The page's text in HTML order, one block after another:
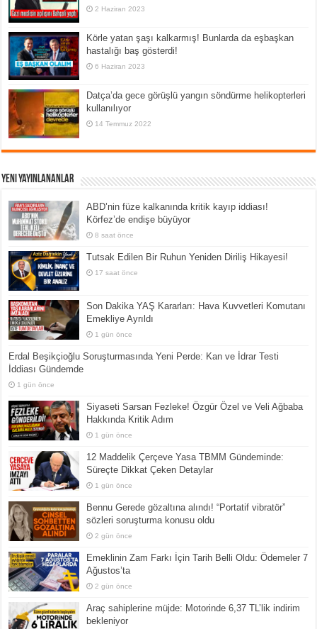
2 Haziran 2023
Körle yatan şaşı kalkarmış! Bunlarda da eşbaşkan
hastalığı baş gösterdi!
6 Haziran 2023
Datça’da gece görüşlü yangın söndürme helikopterleri
kullanılıyor
14 Temmuz 2022
Yeni Yayınlananlar
ABD’nin füze kalkanında kritik kayıp iddiası!
Körfez’de endişe büyüyor
8 saat önce
Tutsak Edilen Bir Ruhun Yeniden Diriliş Hikayesi!
17 saat önce
Son Dakika YAŞ Kararları: Hava Kuvvetleri Komutanı
Emekliye Ayrıldı
1 gün önce
Erdal Beşikçioğlu Soruşturmasında Yeni Perde: Kan ve İdrar Testi
İddiası Gündemde
1 gün önce
Siyaseti Sarsan Fezleke! Özgür Özel ve Veli Ağbaba
Hakkında Kritik Adım
1 gün önce
12 Maddelik Çerçeve Yasa TBMM Gündeminde:
Süreçte Dikkat Çeken Detaylar
1 gün önce
Bennu Gerede gözaltına alındı! “Portatif vibratör”
sözleri soruşturma konusu oldu
2 gün önce
Emeklinin Zam Farkı İçin Tarih Belli Oldu: Ödemeler 7
Ağustos’ta
2 gün önce
Araç sahiplerine müjde: Motorinde 6,37 TL’lik indirim
bekleniyor